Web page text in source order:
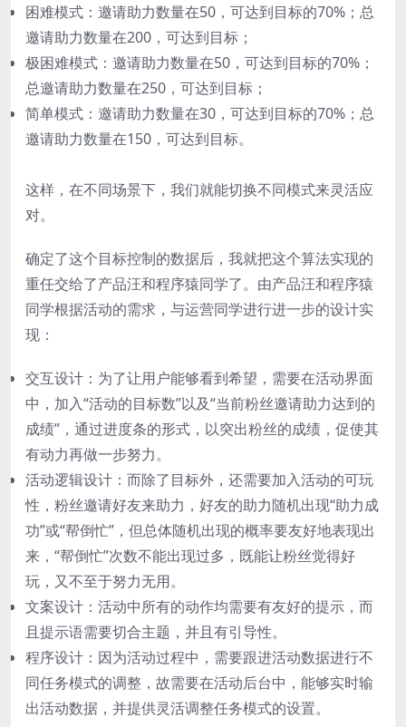
困难模式：邀请助力数量在50，可达到目标的70%；总
邀请助力数量在200，可达到目标；
极困难模式：邀请助力数量在50，可达到目标的70%；
总邀请助力数量在250，可达到目标；
简单模式：邀请助力数量在30，可达到目标的70%；总
邀请助力数量在150，可达到目标。
这样，在不同场景下，我们就能切换不同模式来灵活应
对。
确定了这个目标控制的数据后，我就把这个算法实现的
重任交给了产品汪和程序猿同学了。由产品汪和程序猿
同学根据活动的需求，与运营同学进行进一步的设计实
现：
交互设计：为了让用户能够看到希望，需要在活动界面
中，加入“活动的目标数”以及“当前粉丝邀请助力达到的
成绩”，通过进度条的形式，以突出粉丝的成绩，促使其
有动力再做一步努力。
活动逻辑设计：而除了目标外，还需要加入活动的可玩
性，粉丝邀请好友来助力，好友的助力随机出现“助力成
功”或“帮倒忙”，但总体随机出现的概率要友好地表现出
来，“帮倒忙”次数不能出现过多，既能让粉丝觉得好
玩，又不至于努力无用。
文案设计：活动中所有的动作均需要有友好的提示，而
且提示语需要切合主题，并且有引导性。
程序设计：因为活动过程中，需要跟进活动数据进行不
同任务模式的调整，故需要在活动后台中，能够实时输
出活动数据，并提供灵活调整任务模式的设置。